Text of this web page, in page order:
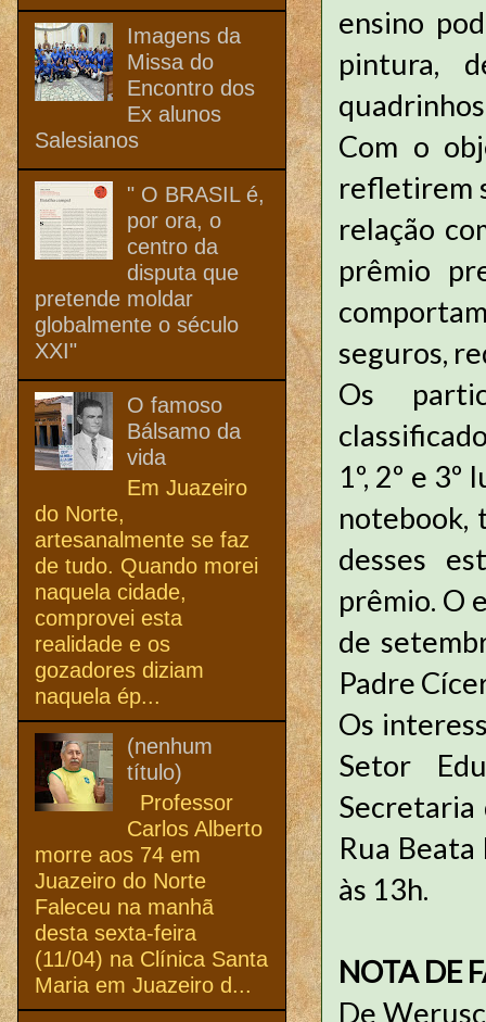
ensino
pintura,
Com o
refletirem
relação
prêmio
seguros,
Os
1º, 2º e
notebook,
desses
prêmio. O
de
Padre
Os
Setor
Secretaria
Rua
às 13h.
NOTA DE
De
Imagens da
Missa do
Encontro dos
Ex alunos
Salesianos
" O BRASIL é,
por ora, o
centro da
disputa que
pretende moldar
globalmente o século
XXI"
O famoso
Bálsamo da
vida
Em Juazeiro
do Norte,
artesanalmente se faz
de tudo. Quando morei
naquela cidade,
comprovei esta
realidade e os
gozadores diziam
naquela ép...
(nenhum
título)
Professor
Carlos Alberto
morre aos 74 em
Juazeiro do Norte
Faleceu na manhã
desta sexta-feira
(11/04) na Clínica Santa
Maria em Juazeiro d...